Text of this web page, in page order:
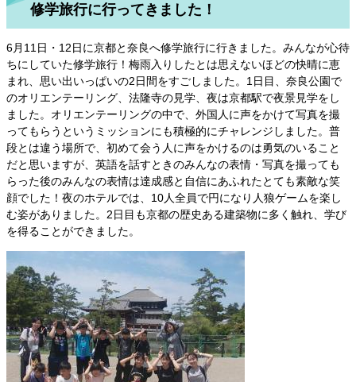
修学旅行に行ってきました！​
6月11日・12日に京都と奈良へ修学旅行に行きました。みんなが心待
ちにしていた修学旅行！梅雨入りしたとは思えないほどの快晴に恵
まれ、思い出いっぱいの2日間をすごしました。1日目、奈良公園で
のオリエンテーリング、法隆寺の見学、夜は京都駅で夜景見学をし
ました。オリエンテーリングの中で、外国人に声をかけて写真を撮
ってもらうというミッションにも積極的にチャレンジしました。普
段とは違う場所で、初めて会う人に声をかけるのは勇気のいること
だと思いますが、英語を話すときのみんなの表情・写真を撮っても
らった後のみんなの表情は達成感と自信にあふれたとても素敵な笑
顔でした！夜のホテルでは、10人全員で円になり人狼ゲームを楽し
む姿がありました。2日目も京都の歴史ある建築物に多く触れ、学び
を得ることができました。